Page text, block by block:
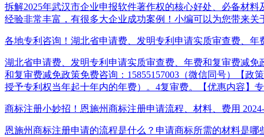
拆解2025年武汉市企业申报软件著作权的核心好处、必备材
经验非常丰富，有很多大企业成功案例！小编可以为您带来关
各地专利咨询！湖北省申请费、发明专利申请实质审查费、年
湖北省申请费、发明专利申请实质审查费、年费和复审费减
和复审费减免政策免费咨询：15855157003（微信同号）【
授予专利权当年起十年内的年费）。4复审费。【优惠内容】
商标注册小妙招！恩施州商标注册申请流程、材料、费用
恩施州商标注册申请的流程是什么？申请商标所需的材料是